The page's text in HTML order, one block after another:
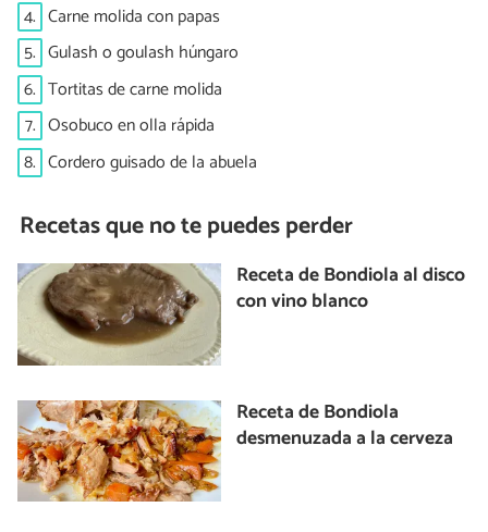
4. Carne molida con papas
5. Gulash o goulash húngaro
6. Tortitas de carne molida
7. Osobuco en olla rápida
8. Cordero guisado de la abuela
Recetas que no te puedes perder
Receta de Bondiola al disco
con vino blanco
Receta de Bondiola
desmenuzada a la cerveza